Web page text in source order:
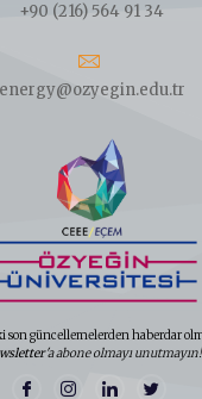
+90 (216) 564 91 34
energy@ozyegin.edu.tr
son güncellemelerden haberdar
'a abone olmayı unutmayın!